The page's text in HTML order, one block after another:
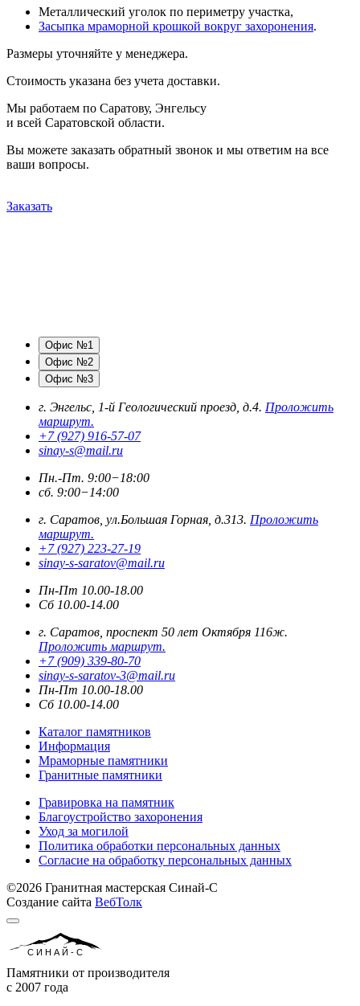
Металлический уголок по периметру участка,
Засыпка мраморной крошкой вокруг захоронения.
Размеры уточняйте у менеджера.
Стоимость указана без учета доставки.
Мы работаем по Саратову, Энгельсу
и всей Саратовской области.
Вы можете заказать обратный звонок и мы ответим на все
ваши вопросы.
Заказать
Офис №1
Офис №2
Офис №3
г. Энгельс, 1-й Геологический проезд, д.4. Проложить
маршрут.
+7 (927) 916-57-07
sinay-s@mail.ru
Пн.-Пт. 9:00−18:00
сб. 9:00−14:00
г. Саратов, ул.Большая Горная, д.313. Проложить
маршрут.
+7 (927) 223-27-19
sinay-s-saratov@mail.ru
Пн-Пт 10.00-18.00
Сб 10.00-14.00
г. Саратов, проспект 50 лет Октября 116ж.
Проложить маршрут.
+7 (909) 339-80-70
sinay-s-saratov-3@mail.ru
Пн-Пт 10.00-18.00
Сб 10.00-14.00
Каталог памятников
Информация
Мраморные памятники
Гранитные памятники
Гравировка на памятник
Благоустройство захоронения
Уход за могилой
Политика обработки персональных данных
Согласие на обработку персональных данных
©2026 Гранитная мастерская Синай-С
Создание сайта ВебТолк
СИНАЙ-С
Памятники от производителя
с 2007 года